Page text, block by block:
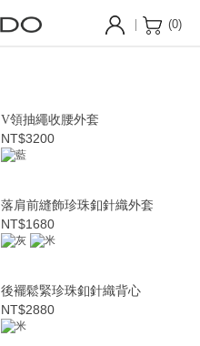
(0)
V領抽繩收腰外套
NT$3200
落肩前縫飾珍珠釦針織外套
NT$1680
後襬鬆緊珍珠釦針織背心
NT$2880